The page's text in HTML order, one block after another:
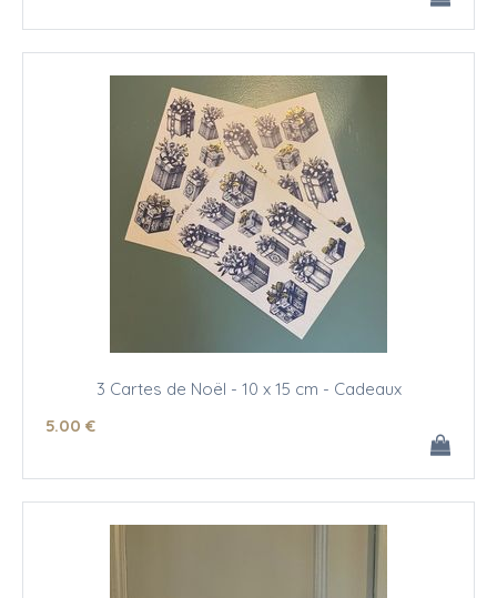
3 Cartes de Noël - 10 x 15 cm - Cadeaux
5.00 €